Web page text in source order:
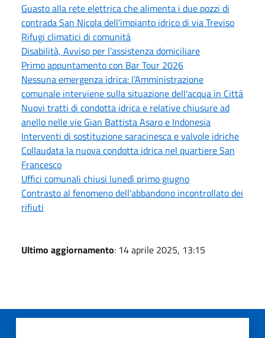
Guasto alla rete elettrica che alimenta i due pozzi di
contrada San Nicola dell'impianto idrico di via Treviso
Rifugi climatici di comunità
Disabilità, Avviso per l’assistenza domiciliare
Primo appuntamento con Bar Tour 2026
Nessuna emergenza idrica: l’Amministrazione
comunale interviene sulla situazione dell'acqua in Città
Nuovi tratti di condotta idrica e relative chiusure ad
anello nelle vie Gian Battista Asaro e Indonesia
Interventi di sostituzione saracinesca e valvole idriche
Collaudata la nuova condotta idrica nel quartiere San
Francesco
Uffici comunali chiusi lunedì primo giugno
Contrasto al fenomeno dell'abbandono incontrollato dei
rifiuti
Ultimo aggiornamento: 14 aprile 2025, 13:15